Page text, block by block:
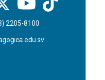
2205-8100